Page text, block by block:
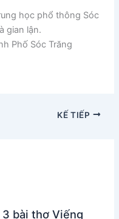
học phổ thông Sóc
gian lận.
Phố Sóc Trăng
KẾ TIẾP
bài thơ Viếng